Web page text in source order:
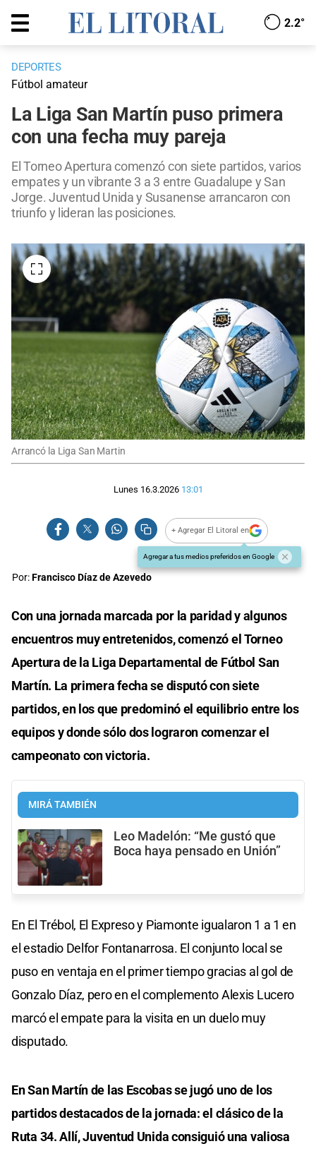
2.2°
DEPORTES
Fútbol amateur
La Liga San Martín puso primera
con una fecha muy pareja
El Torneo Apertura comenzó con siete partidos, varios
empates y un vibrante 3 a 3 entre Guadalupe y San
Jorge. Juventud Unida y Susanense arrancaron con
triunfo y lideran las posiciones.
Arrancó la Liga San Martin
Lunes 16.3.2026 13:01
+ Agregar El Litoral en
Agregar a tus medios preferidos en Google
Por:Francisco Díaz de Azevedo
Con una jornada marcada por la paridad y algunos
encuentros muy entretenidos, comenzó el Torneo
Apertura de la Liga Departamental de Fútbol San
Martín. La primera fecha se disputó con siete
partidos, en los que predominó el equilibrio entre los
equipos y donde sólo dos lograron comenzar el
campeonato con victoria.
MIRÁ TAMBIÉN
Leo Madelón: “Me gustó que
Boca haya pensado en Unión”
En El Trébol, El Expreso y Piamonte igualaron 1 a 1 en
el estadio Delfor Fontanarrosa. El conjunto local se
puso en ventaja en el primer tiempo gracias al gol de
Gonzalo Díaz, pero en el complemento Alexis Lucero
marcó el empate para la visita en un duelo muy
disputado.
En San Martín de las Escobas se jugó uno de los
partidos destacados de la jornada: el clásico de la
Ruta 34. Allí, Juventud Unida consiguió una valiosa